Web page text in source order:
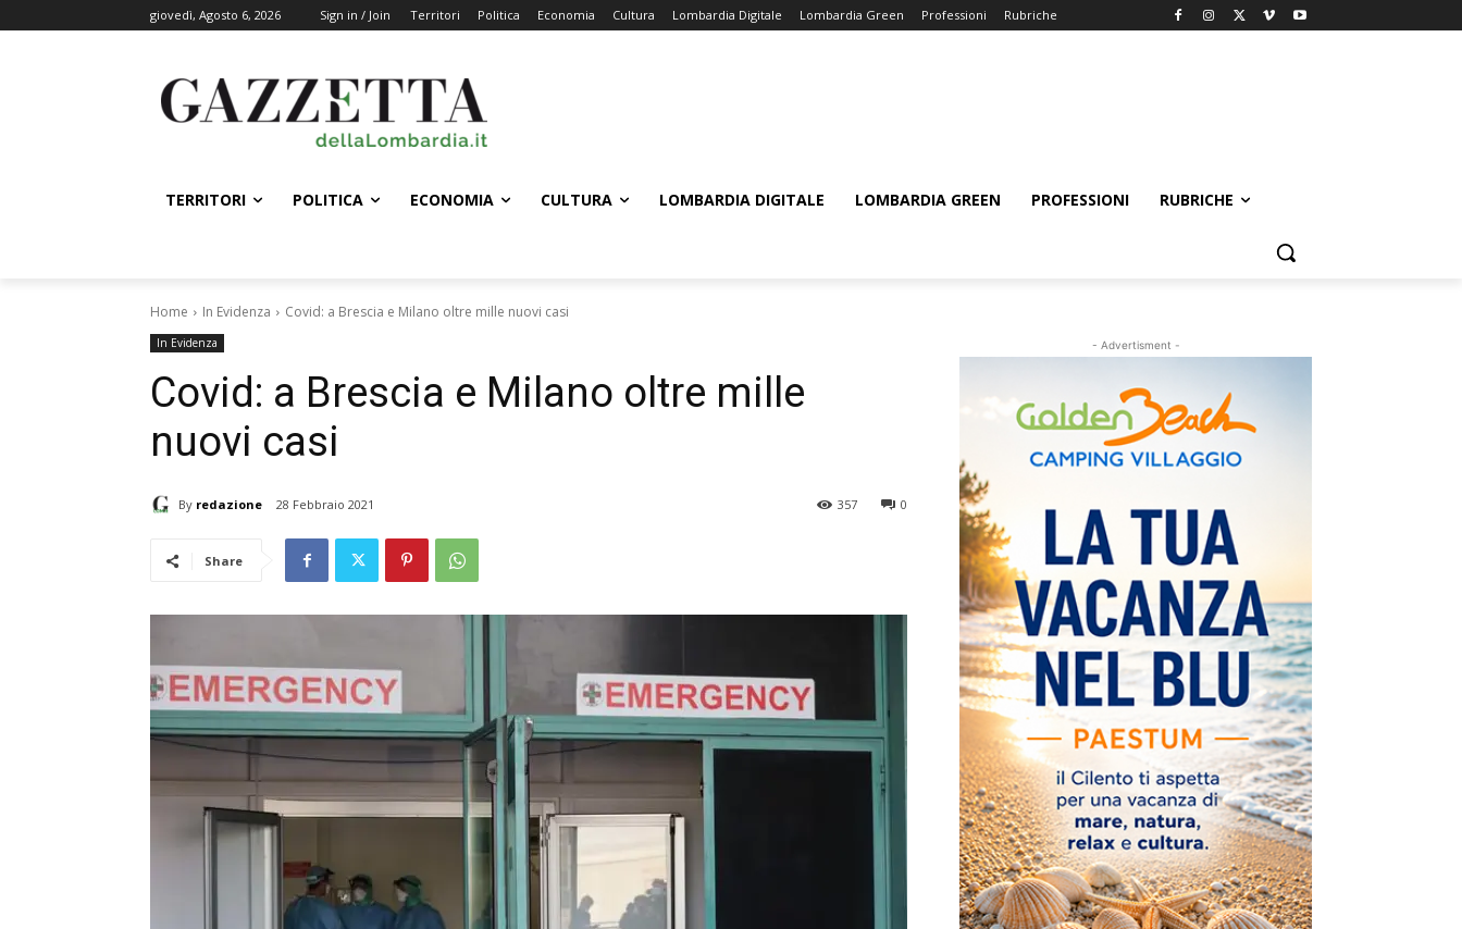
giovedì, Agosto 6, 2026 Sign in / Join Territori Politica Economia Cultura Lombardia Digitale Lombardia Green Professioni Rubriche
TERRITORI POLITICA ECONOMIA CULTURA LOMBARDIA DIGITALE LOMBARDIA GREEN PROFESSIONI RUBRICHE
Home In Evidenza Covid: a Brescia e Milano oltre mille nuovi casi
In Evidenza
Covid: a Brescia e Milano oltre mille
nuovi casi
By redazione 28 Febbraio 2021 0
357
Share
- Advertisment -